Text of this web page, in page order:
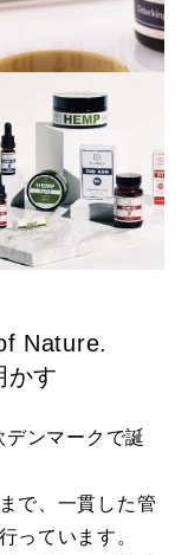
Nature.
かす
デンマークで誕
で、一貫した管
っています。